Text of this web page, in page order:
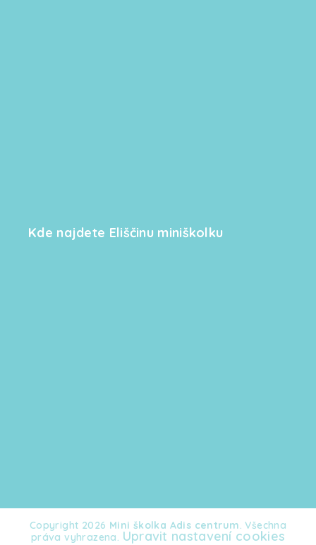
Kde najdete Eliščinu miniškolku
Copyright 2026 Mini školka Adis centrum. Všechna
práva vyhrazena. Upravit nastavení cookies